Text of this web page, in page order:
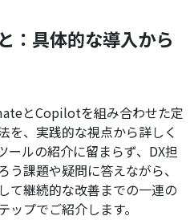
：具体的な導入から
とCopilotを組み合わせた定
を、実践的な視点から詳しく
ールの紹介に留まらず、DX担
課題や疑問に答えながら、
て継続的な改善までの一連の
プでご紹介します。